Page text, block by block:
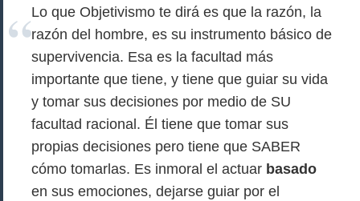
Lo que Objetivismo te dirá es que la razón, la
razón del hombre, es su instrumento básico de
supervivencia. Esa es la facultad más
importante que tiene, y tiene que guiar su vida
y tomar sus decisiones por medio de SU
facultad racional. Él tiene que tomar sus
propias decisiones pero tiene que SABER
cómo tomarlas. Es inmoral el actuar basado
en sus emociones, dejarse guiar por el